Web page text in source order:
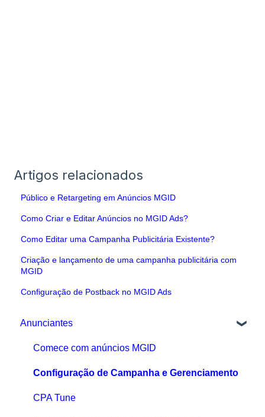
Artigos relacionados
Público e Retargeting em Anúncios MGID
Como Criar e Editar Anúncios no MGID Ads?
Como Editar uma Campanha Publicitária Existente?
Criação e lançamento de uma campanha publicitária com
MGID
Configuração de Postback no MGID Ads
Anunciantes
Comece com anúncios MGID
Configuração de Campanha e Gerenciamento
CPA Tune